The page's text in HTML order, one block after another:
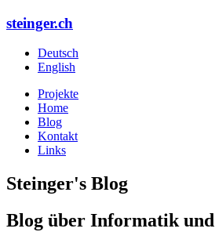
steinger.ch
Deutsch
English
Projekte
Home
Blog
Kontakt
Links
Steinger's Blog
Blog über Informatikund